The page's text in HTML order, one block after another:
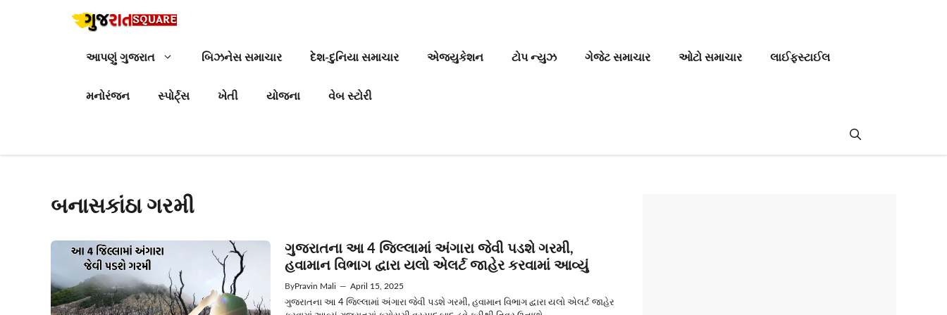
આપણું ગુજરાત બિઝનેસ સમાચાર દેશ-દુનિયા સમાચાર એજ્યુકેશન ટોપ ન્યુઝ ગેજેટ સમાચાર ઓટો સમાચાર લાઈફસ્ટાઈલ
મનોરંજન સ્પોર્ટ્સ ખેતી યોજના વેબ સ્ટોરી
બનાસકાંઠા ગરમી
ગુજરાતના આ 4 જિલ્લામાં અંગારા જેવી પડશે ગરમી,
હવામાન વિભાગ દ્વારા યલો એલર્ટ જાહેર કરવામાં આવ્યું
ByPravin Mali — April 15, 2025
ગુજરાતના આ 4 જિલ્લામાં અંગારા જેવી પડશે ગરમી, હવામાન વિભાગ દ્વારા યલો એલર્ટ જાહેર